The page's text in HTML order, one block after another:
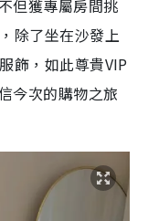
但獲專屬房間挑
除了坐在沙發上
飾，如此尊貴VIP
今次的購物之旅